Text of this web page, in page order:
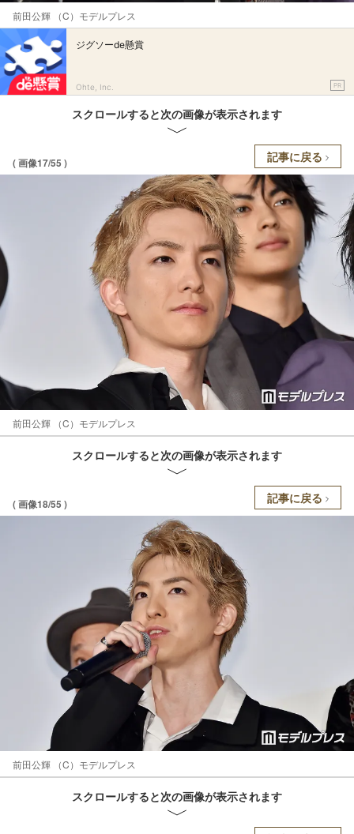
前田公輝 （C）モデルプレス
ジグソーde懸賞
Ohte, Inc. PR
スクロールすると次の画像が表示されます
( 画像17/55 ) 記事に戻る
前田公輝 （C）モデルプレス
スクロールすると次の画像が表示されます
( 画像18/55 ) 記事に戻る
前田公輝 （C）モデルプレス
スクロールすると次の画像が表示されます